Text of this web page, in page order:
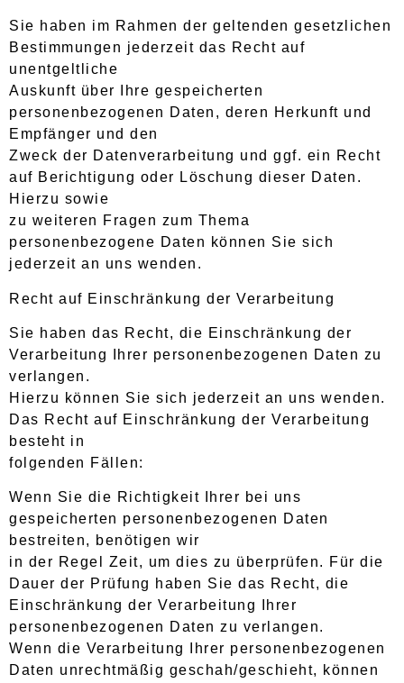
Sie haben im Rahmen der geltenden gesetzlichen
Bestimmungen jederzeit das Recht auf
unentgeltliche
Auskunft über Ihre gespeicherten
personenbezogenen Daten, deren Herkunft und
Empfänger und den
Zweck der Datenverarbeitung und ggf. ein Recht
auf Berichtigung oder Löschung dieser Daten.
Hierzu sowie
zu weiteren Fragen zum Thema
personenbezogene Daten können Sie sich
jederzeit an uns wenden.
Recht auf Einschränkung der Verarbeitung
Sie haben das Recht, die Einschränkung der
Verarbeitung Ihrer personenbezogenen Daten zu
verlangen.
Hierzu können Sie sich jederzeit an uns wenden.
Das Recht auf Einschränkung der Verarbeitung
besteht in
folgenden Fällen:
Wenn Sie die Richtigkeit Ihrer bei uns
gespeicherten personenbezogenen Daten
bestreiten, benötigen wir
in der Regel Zeit, um dies zu überprüfen. Für die
Dauer der Prüfung haben Sie das Recht, die
Einschränkung der Verarbeitung Ihrer
personenbezogenen Daten zu verlangen.
Wenn die Verarbeitung Ihrer personenbezogenen
Daten unrechtmäßig geschah/geschieht, können